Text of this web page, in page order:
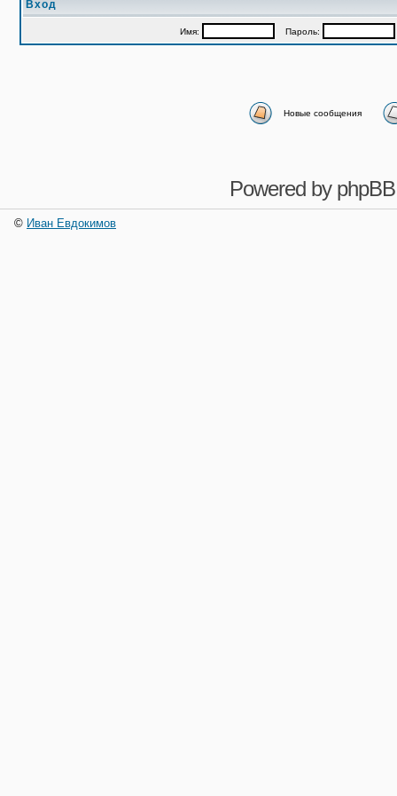
Вход
Имя: Пароль:
Новые сообщения
Powered by phpBB
© Иван Евдокимов